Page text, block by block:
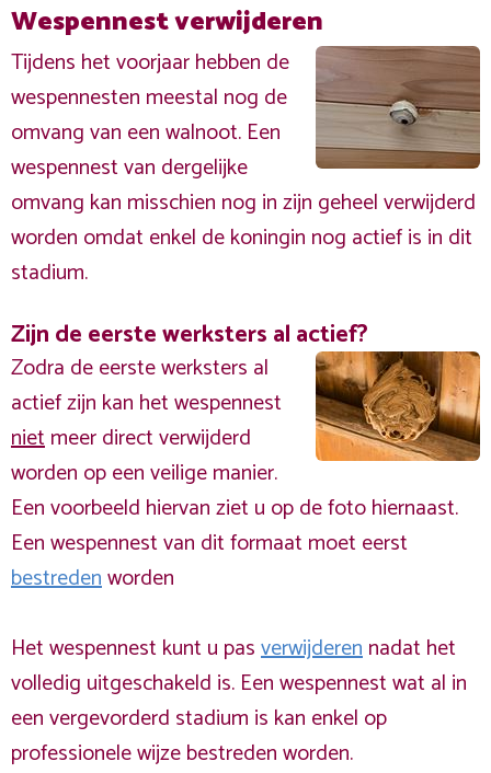
Wespennest verwijderen
Tijdens het voorjaar hebben de
wespennesten meestal nog de
omvang van een walnoot. Een
wespennest van dergelijke
omvang kan misschien nog in zijn geheel verwijderd
worden omdat enkel de koningin nog actief is in dit
stadium.
Zijn de eerste werksters al actief?
Zodra de eerste werksters al
actief zijn kan het wespennest
nietmeer direct verwijderd
worden op een veilige manier.
Een voorbeeld hiervan ziet u op de foto hiernaast.
Een wespennest van dit formaat moet eerst
bestredenworden
Het wespennest kunt u pasverwijderennadat het
volledig uitgeschakeld is. Een wespennest wat al in
een vergevorderd stadium is kan enkel op
professionele wijze bestreden worden.